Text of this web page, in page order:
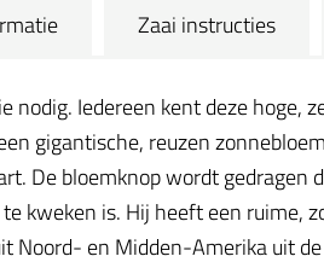
Zaai instructies
nodig. Iedereen kent deze
gigantische, reuzen
De bloemknop wordt
kweken is. Hij heeft een
en Midden-Amerika uit